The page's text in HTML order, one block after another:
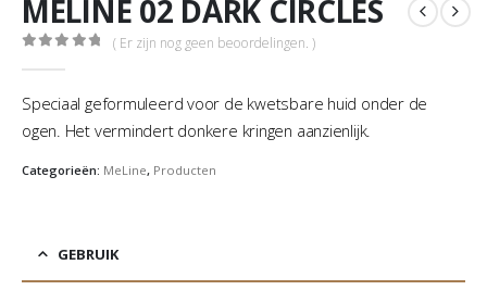
MELINE 02 DARK CIRCLES
( Er zijn nog geen beoordelingen. )
Speciaal geformuleerd voor de kwetsbare huid onder de
ogen. Het vermindert donkere kringen aanzienlijk.
Categorieën: MeLine, Producten
GEBRUIK